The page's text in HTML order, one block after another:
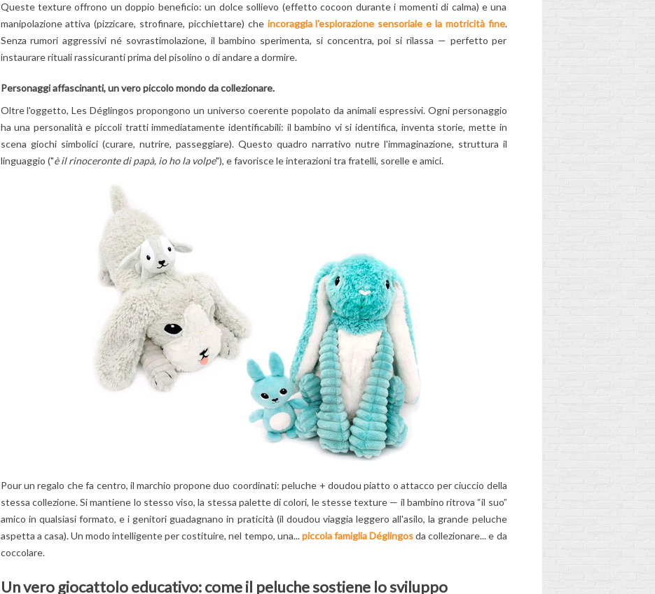
Queste texture offrono un doppio beneficio: un dolce sollievo (effetto cocoon durante i momenti di calma) e una
manipolazione attiva (pizzicare, strofinare, picchiettare) che incoraggia l'esplorazione sensoriale e la motricità fine.
Senza rumori aggressivi né sovrastimolazione, il bambino sperimenta, si concentra, poi si rilassa — perfetto per
instaurare rituali rassicuranti prima del pisolino o di andare a dormire.
Personaggi affascinanti, un vero piccolo mondo da collezionare.
Oltre l'oggetto, Les Déglingos propongono un universo coerente popolato da animali espressivi. Ogni personaggio
ha una personalità e piccoli tratti immediatamente identificabili: il bambino vi si identifica, inventa storie, mette in
scena giochi simbolici (curare, nutrire, passeggiare). Questo quadro narrativo nutre l'immaginazione, struttura il
linguaggio ("è il rinoceronte di papà, io ho la volpe"), e favorisce le interazioni tra fratelli, sorelle e amici.
Pour un regalo che fa centro, il marchio propone duo coordinati: peluche + doudou piatto o attacco per ciuccio della
stessa collezione. Si mantiene lo stesso viso, la stessa palette di colori, le stesse texture — il bambino ritrova “il suo”
amico in qualsiasi formato, e i genitori guadagnano in praticità (il doudou viaggia leggero all'asilo, la grande peluche
aspetta a casa). Un modo intelligente per costituire, nel tempo, una...piccola famiglia Déglingosda collezionare... e da
coccolare.
Un vero giocattolo educativo: come il peluche sostiene lo sviluppo